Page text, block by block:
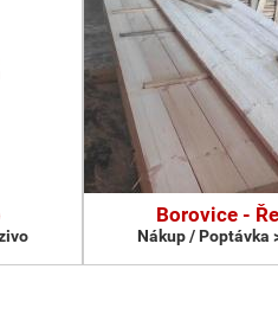
Borovice -
Nákup / Poptávka